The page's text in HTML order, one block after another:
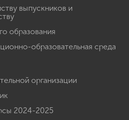
выпускников и
образования
образовательная среда
организации
2024-2025